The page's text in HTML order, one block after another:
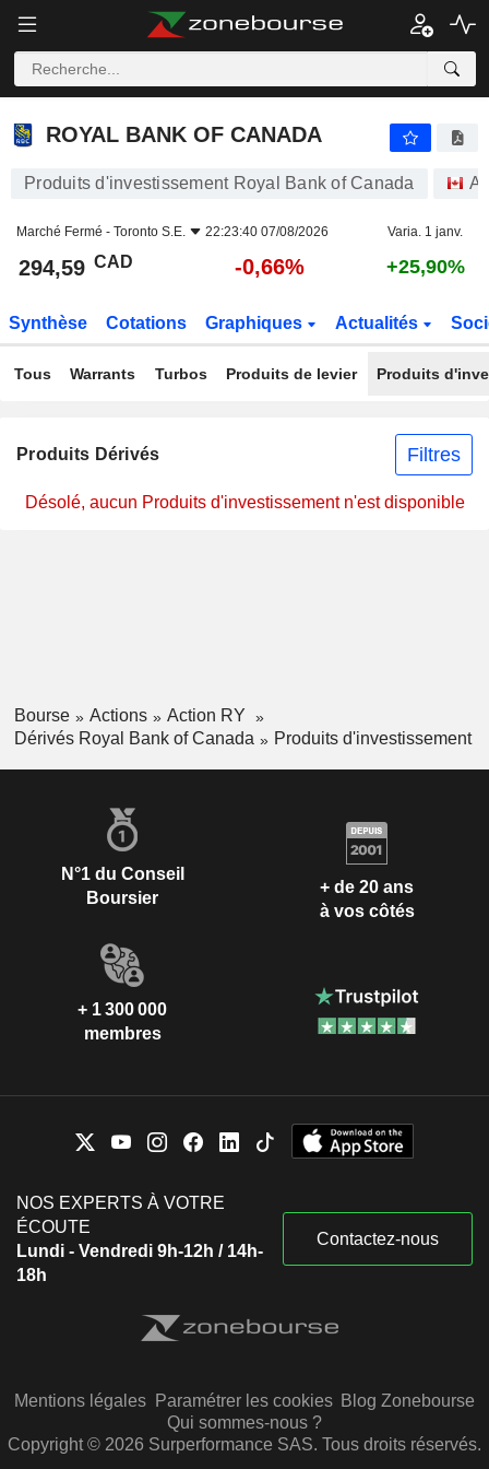
ROYAL BANK OF CANADA
ROYAL BANK OF CANADA
Produits d'investissement Royal Bank of Canada
Marché Fermé - Toronto S.E. 22:23:40 07/08/2026 Varia. 1 janv.
294,59 CAD -0,66% +25,90%
Synthèse Cotations Graphiques Actualités
Tous Warrants Turbos Produits de levier Produits
Produits Dérivés Filtres
Désolé, aucun Produits d'investissement n'est disponible
Bourse Actions
Action RY
Dérivés Royal Bank of Canada
Produits d'investissement
N°1 du Conseil
Boursier
+ de 20 ans
à vos côtés
+ 1 300 000
membres
NOS EXPERTS À VOTRE
ÉCOUTE
Lundi - Vendredi 9h-12h / 14h-
18h
Contactez-nous
Mentions légales Paramétrer les cookies Blog Zonebourse
Qui sommes-nous ?
Copyright © 2026 Surperformance SAS. Tous droits réservés.